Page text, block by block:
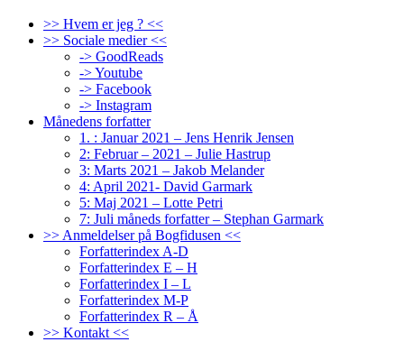
>> Hvem er jeg ? <<
>> Sociale medier <<
-> GoodReads
-> Youtube
-> Facebook
-> Instagram
Månedens forfatter
1. : Januar 2021 – Jens Henrik Jensen
2: Februar – 2021 – Julie Hastrup
3: Marts 2021 – Jakob Melander
4: April 2021- David Garmark
5: Maj 2021 – Lotte Petri
7: Juli måneds forfatter – Stephan Garmark
>> Anmeldelser på Bogfidusen <<
Forfatterindex A-D
Forfatterindex E – H
Forfatterindex I – L
Forfatterindex M-P
Forfatterindex R – Å
>> Kontakt <<